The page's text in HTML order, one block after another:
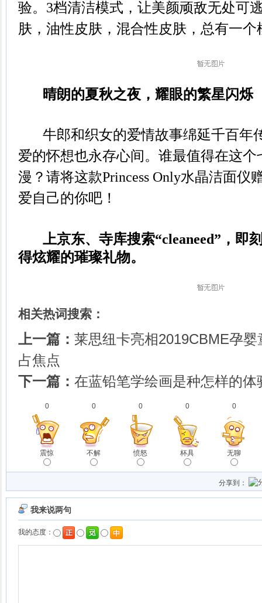
验。3档清洁模式，让美颜顽敌无处可
肤，油性皮肤，混合性皮肤，总有一个
晴朗的夏秋之夜，耀眼的繁星闪烁
牛郎和织女的爱情故事绵延千百年
爱的怀想也永存心间。谁最值得在这
漫？请将这款Princess Only水晶洁面仪
爱自己的你吧！
上京东、寺库搜索“cleaneed”，即
得炫耀的璀璨礼物。
相关热词搜索：
上一篇： 莱思纽卡亮相2019CBME孕
占焦点
下一篇： 在蓝铅笔学绘画是种怎样的体
0
震惊
0
不解
0
愤怒
0
杯具
0
无聊
分享到：